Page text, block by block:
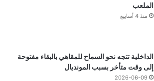
الملعب
منذ 4 أسابيع
الداخلية تتجه نحو السماح للمقاهي بالبقاء مفتوحة
إلى وقت متأخر بسبب المونديال
2026-06-09